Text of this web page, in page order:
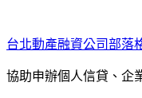
至
主
要
台北動產融資公司部落
協助申辦個人信貸、企